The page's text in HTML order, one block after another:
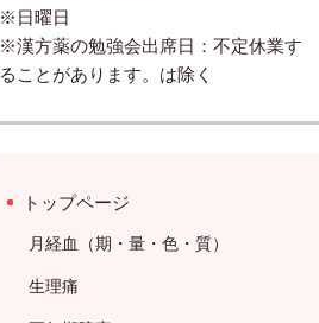
※日曜日
※漢方薬の勉強会出席日：不定休業す
ることがあります。は除く
トップページ
月経血（期・量・色・質）
生理痛